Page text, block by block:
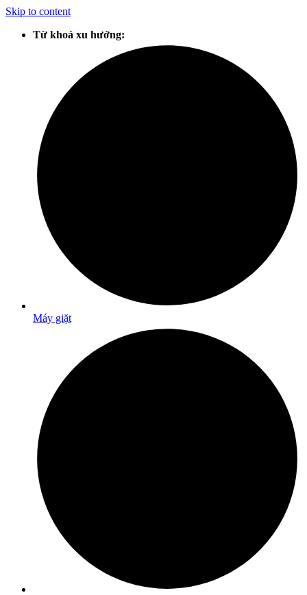
Skip to content
Từ khoá xu hướng:
Máy giặt